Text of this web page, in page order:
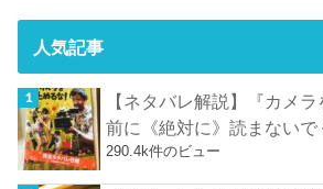
人気記事
【ネタバレ解説】『カメ
前に《絶対に》読まないで
290.4k件のビュー